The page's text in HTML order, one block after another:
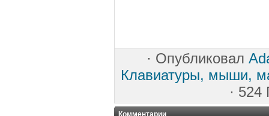
· Опубликовал
Клавиатуры, мыши,
· 524
Комментарии